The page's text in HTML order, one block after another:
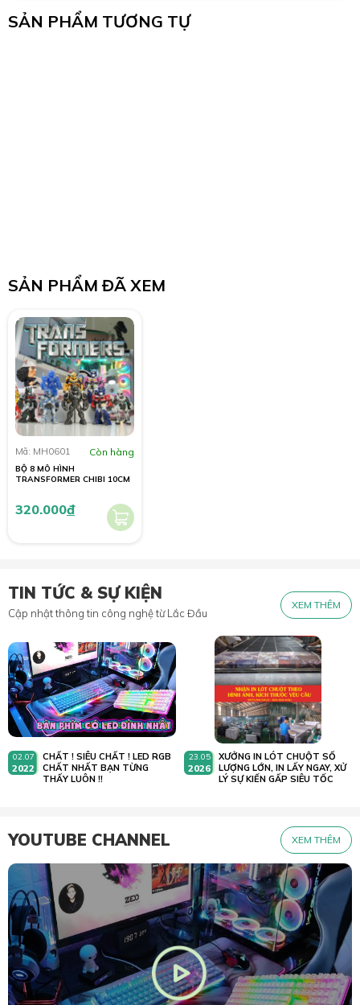
SẢN PHẨM TƯƠNG TỰ
SẢN PHẨM ĐÃ XEM
Mã: MH0601 Còn hàng
BỘ 8 MÔ HÌNH
TRANSFORMER CHIBI 10CM
320.000đ
TIN TỨC & SỰ KIỆN
Cập nhật thông tin công nghệ từ Lắc Đầu
XEM THÊM
02.07
2022
CHẤT ! SIÊU CHẤT ! LED RGB
CHẤT NHẤT BẠN TỪNG
THẤY LUÔN !!
23.05
2026
XƯỞNG IN LÓT CHUỘT SỐ
LƯỢNG LỚN, IN LẤY NGAY, XỬ
LÝ SỰ KIẾN GẤP SIÊU TỐC
YOUTUBE CHANNEL XEM THÊM